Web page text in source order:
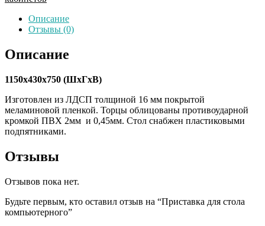
Описание
Отзывы (0)
Описание
1150х430х750 (ШхГхВ)
Изготовлен из ЛДСП толщиной 16 мм покрытой
меламиновой пленкой. Торцы облицованы противоударной
кромкой ПВХ 2мм и 0,45мм. Стол снабжен пластиковыми
подпятниками.
Отзывы
Отзывов пока нет.
Будьте первым, кто оставил отзыв на “Приставка для стола
компьютерного”